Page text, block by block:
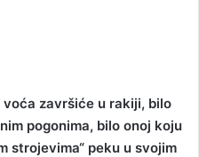
završiće u rakiji, bilo
pogonima, bilo onoj koju
strojevima“ peku u svojim